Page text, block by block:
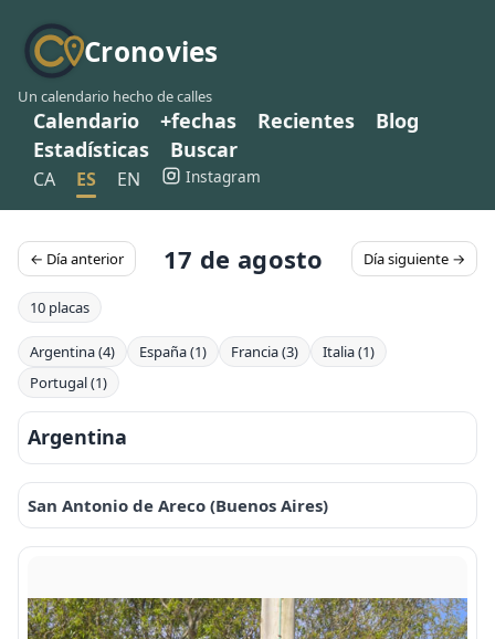
Cronovies
Un calendario hecho de calles
Calendario +fechas Recientes
Blog
Estadísticas
Buscar
CA ES EN Instagram
← Día anterior 17 de agosto Día siguiente →
10 placas
Argentina (4) España (1) Francia (3)
Italia (1)
Portugal (1)
Argentina
San Antonio de Areco (Buenos Aires)